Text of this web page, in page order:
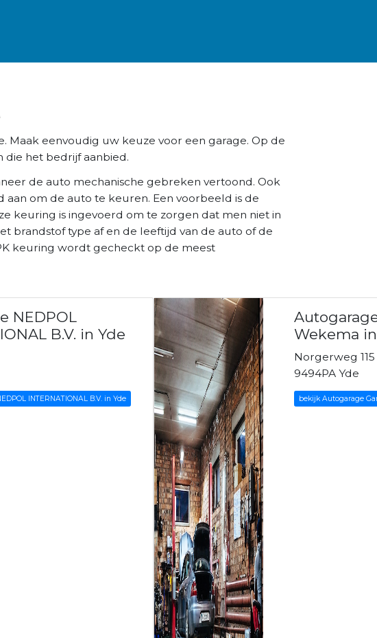
Maak eenvoudig uw keuze voor een garage. Op de
die het bedrijf aanbied.
de auto mechanische gebreken vertoond. Ook
om de auto te keuren. Een voorbeeld is de
keuring is ingevoerd om te zorgen dat men niet in
brandstof type af en de leeftijd van de auto of de
keuring wordt gecheckt op de meest
NEDPOL
B.V. in Yde
INTERNATIONAL B.V. in Yde
Wekema
Norgerweg 115
9494PA Yde
bekijk Autogarage